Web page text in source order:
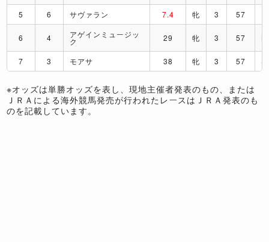
5
6 サヴァラン 7.4 牝 3 57
6 4 アゲインミュージッ
ク 29 牝 3 57
7 3 モアサ 38 牝 3 57 S
※オッズは単勝オッズを表し、現地主催者発表のもの、または
ＪＲＡによる海外競馬発売が行われたレースはＪＲＡ発表のも
のを記載しています。